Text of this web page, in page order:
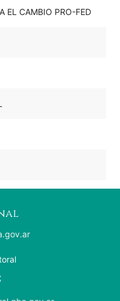
EL CAMBIO PRO-FED